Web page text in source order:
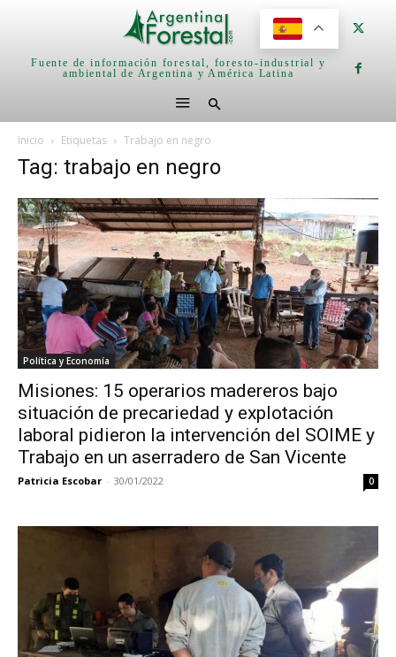
Fuente de información forestal, foresto-industrial y
ambiental de Argentina y América Latina
Inicio Etiquetas Trabajo en negro
Tag: trabajo en negro
Política y Economía
Misiones: 15 operarios madereros bajo
situación de precariedad y explotación
laboral pidieron la intervención del SOIME y
Trabajo en un aserradero de San Vicente
Patricia Escobar - 30/01/2022 0